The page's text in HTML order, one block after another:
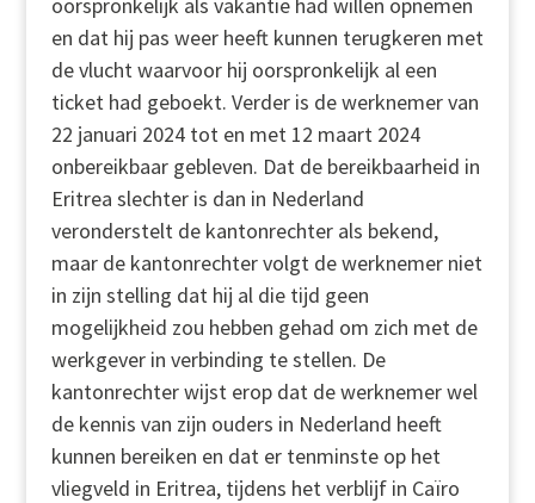
en dat hij pas weer heeft kunnen terugkeren met
de vlucht waarvoor hij oorspronkelijk al een
ticket had geboekt. Verder is de werknemer van
22 januari 2024 tot en met 12 maart 2024
onbereikbaar gebleven. Dat de bereikbaarheid in
Eritrea slechter is dan in Nederland
veronderstelt de kantonrechter als bekend,
maar de kantonrechter volgt de werknemer niet
in zijn stelling dat hij al die tijd geen
mogelijkheid zou hebben gehad om zich met de
werkgever in verbinding te stellen. De
kantonrechter wijst erop dat de werknemer wel
de kennis van zijn ouders in Nederland heeft
kunnen bereiken en dat er tenminste op het
vliegveld in Eritrea, tijdens het verblijf in Caïro